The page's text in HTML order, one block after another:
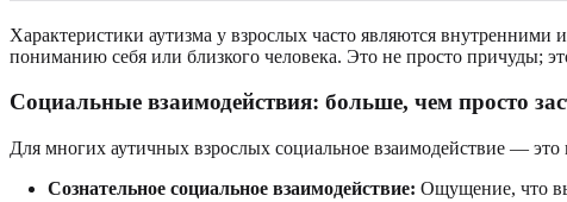
Характеристики аутизма у взрослых часто являются
пониманию себя или близкого человека. Это не просто причуды;
Социальные взаимодействия: больше, чем просто
Для многих аутичных взрослых социальное взаимодействие —
Сознательное социальное взаимодействие: Ощущение, что вы